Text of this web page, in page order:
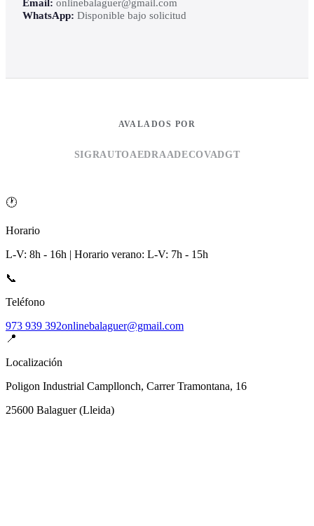
WhatsApp: Disponible bajo solicitud
AVALADOS POR
SIGRAUTOAEDRAADECOVADGT
🕐
Horario
L-V: 8h - 16h | Horario verano: L-V: 7h - 15h
📞
Teléfono
973 939 392onlinebalaguer@gmail.com
📍
Localización
Poligon Industrial Campllonch, Carrer Tramontana, 16
25600 Balaguer(Lleida)